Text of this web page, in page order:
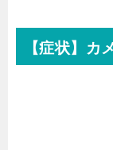
【症状】カ